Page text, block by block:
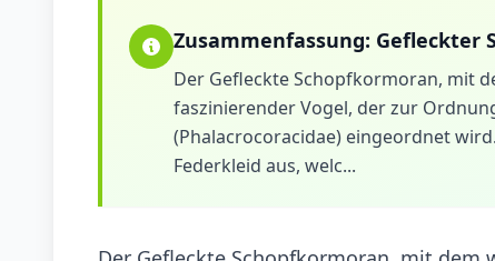
Zusammenfassung: Gefleckter
Der Gefleckte Schopfkormoran, mit
faszinierender Vogel, der zur
(Phalacrocoracidae) eingeordnet
Federkleid aus, welc...